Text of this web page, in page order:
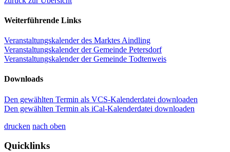
Weiterführende Links
Veranstaltungskalender des Marktes Aindling
Veranstaltungskalender der Gemeinde Petersdorf
Veranstaltungskalender der Gemeinde Todtenweis
Downloads
Den gewählten Termin als VCS-Kalenderdatei downloaden
Den gewählten Termin als iCal-Kalenderdatei downloaden
drucken nach oben
Quicklinks